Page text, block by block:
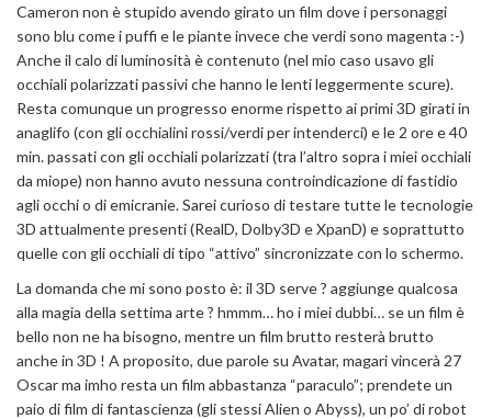
Cameron non è stupido avendo girato un film dove i personaggi
sono blu come i puffi e le piante invece che verdi sono magenta :-)
Anche il calo di luminosità è contenuto (nel mio caso usavo gli
occhiali polarizzati passivi che hanno le lenti leggermente scure).
Resta comunque un progresso enorme rispetto ai primi 3D girati in
anaglifo (con gli occhialini rossi/verdi per intenderci) e le 2 ore e 40
min. passati con gli occhiali polarizzati (tra l’altro sopra i miei occhiali
da miope) non hanno avuto nessuna controindicazione di fastidio
agli occhi o di emicranie. Sarei curioso di testare tutte le tecnologie
3D attualmente presenti (RealD, Dolby3D e XpanD) e soprattutto
quelle con gli occhiali di tipo “attivo” sincronizzate con lo schermo.
La domanda che mi sono posto è: il 3D serve ? aggiunge qualcosa
alla magia della settima arte ? hmmm… ho i miei dubbi… se un film è
bello non ne ha bisogno, mentre un film brutto resterà brutto
anche in 3D ! A proposito, due parole su Avatar, magari vincerà 27
Oscar ma imho resta un film abbastanza “paraculo”; prendete un
paio di film di fantascienza (gli stessi Alien o Abyss), un po’ di robot